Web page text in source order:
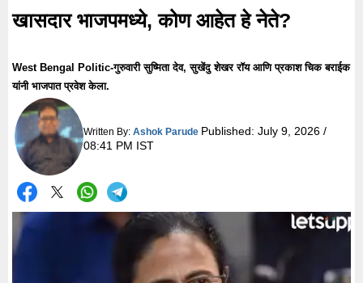
खासदार भाजपमध्ये, कोण आहेत हे नेते?
West Bengal Politic-गुरुवारी सुष्मिता देव, सुखेंदु शेखर रॉय आणि प्रकाश चिक बराईक
यांनी भाजपात प्रवेश केला.
Written By: Ashok Parude Published: July 9, 2026 /
08:41 PM IST